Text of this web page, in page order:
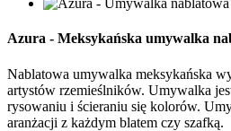
Azura - Meksykańska umywalka
Nablatowa umywalka meksykańska
artystów rzemieślników. Umywalka
rysowaniu i ścieraniu się kolorów.
aranżacji z każdym blatem czy szafką.